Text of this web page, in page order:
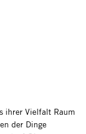
ihrer Vielfalt Raum
der Dinge